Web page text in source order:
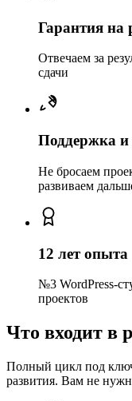
Гарантия на
Отвечаем за
сдачи
Поддержка и
Не бросаем
развиваем
12 лет опыта
№3 WordPress-
проектов
Что входит в
Полный цикл под
развития. Вам не